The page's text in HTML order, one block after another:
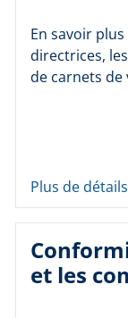
En savoir
directrices,
de carnets de
Plus de détails
et les